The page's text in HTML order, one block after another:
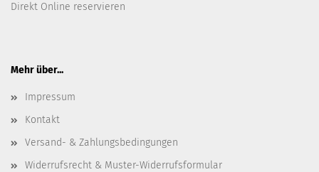
Direkt Online reservieren
Mehr über...
Impressum
Kontakt
Versand- & Zahlungsbedingungen
Widerrufsrecht & Muster-Widerrufsformular